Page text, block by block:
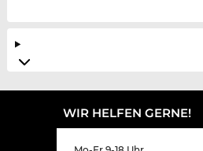
WIR HELFEN GERNE!